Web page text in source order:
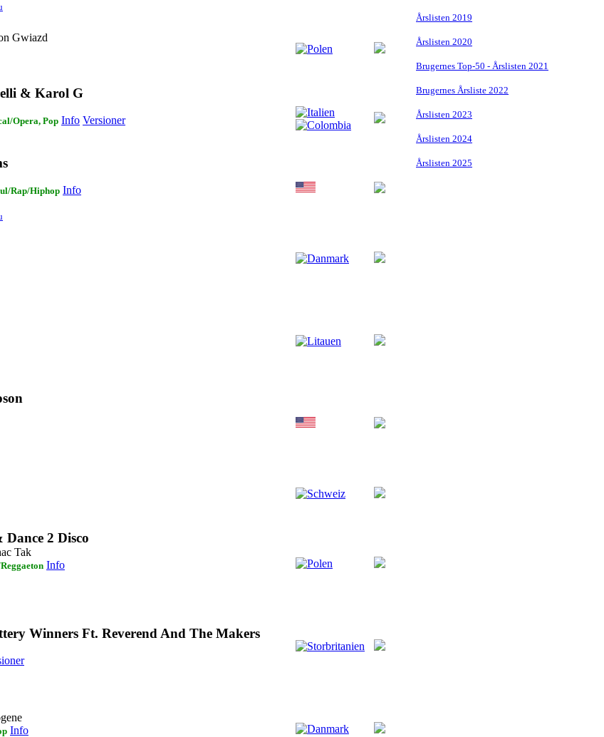
Gwiazd
& Karol G
Opera, Pop Info Versioner
Rap/Hiphop Info
2 Disco
Tak
Info
Winners Ft. Reverend And The Makers
Info
Årslisten 2019
Årslisten 2020
Brugernes Top-50 - Årslisten 2021
Brugernes Årsliste 2022
Årslisten 2023
Årslisten 2024
Årslisten 2025